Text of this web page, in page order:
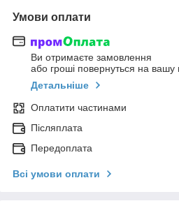
Умови оплати
Ви отримаєте замовлення
або гроші повернуться на вашу
Детальніше
Оплатити частинами
Післяплата
Передоплата
Всі умови оплати